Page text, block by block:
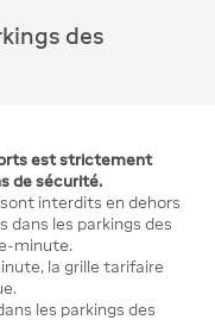
des
est strictement
de sécurité.
interdits en dehors
dans les parkings des
minute.
la grille tarifaire
les parkings des